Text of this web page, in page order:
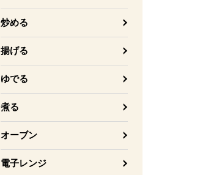
炒める
揚げる
ゆでる
煮る
オーブン
電子レンジ